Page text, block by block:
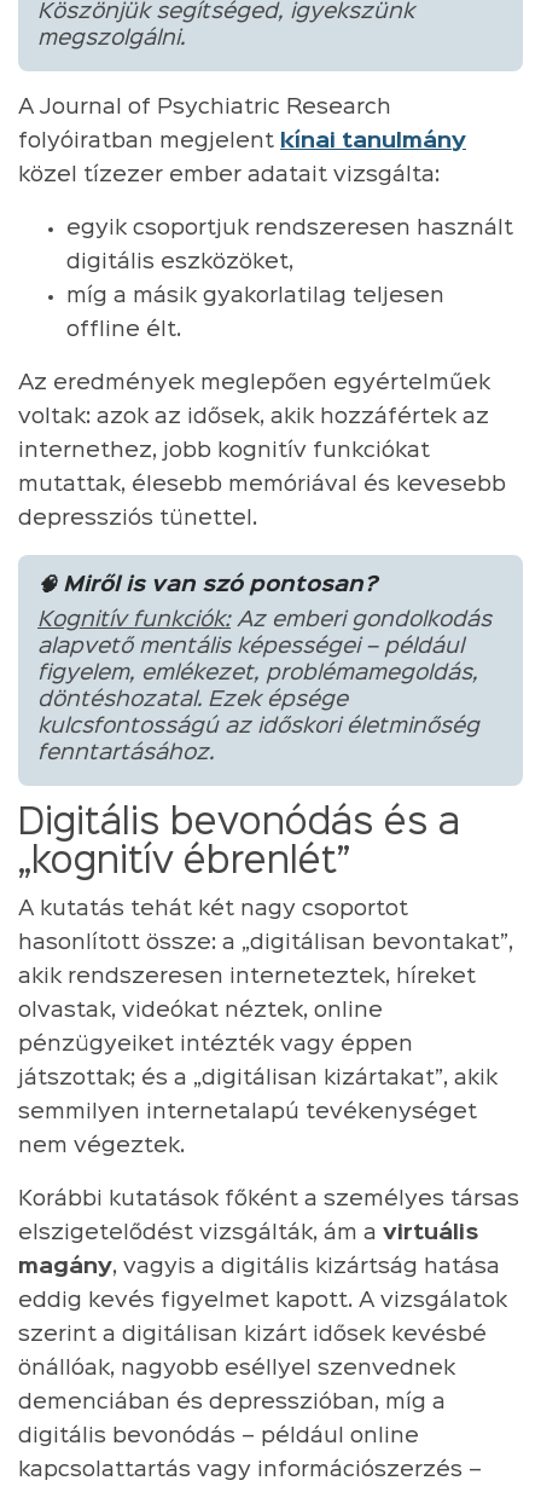
Köszönjük segítséged, igyekszünk
megszolgálni.
A Journal of Psychiatric Research
folyóiratban megjelent kínai tanulmány
közel tízezer ember adatait vizsgálta:
egyik csoportjuk rendszeresen használt
digitális eszközöket,
míg a másik gyakorlatilag teljesen
offline élt.
Az eredmények meglepően egyértelműek
voltak: azok az idősek, akik hozzáfértek az
internethez, jobb kognitív funkciókat
mutattak, élesebb memóriával és kevesebb
depressziós tünettel.
🧠 Miről is van szó pontosan?
Kognitív funkciók:Az emberi gondolkodás
alapvető mentális képességei – például
figyelem, emlékezet, problémamegoldás,
döntéshozatal. Ezek épsége
kulcsfontosságú az időskori életminőség
fenntartásához.
Digitális bevonódás és a
„kognitív ébrenlét”
A kutatás tehát két nagy csoportot
hasonlított össze: a „digitálisan bevontakat”,
akik rendszeresen interneteztek, híreket
olvastak, videókat néztek, online
pénzügyeiket intézték vagy éppen
játszottak; és a „digitálisan kizártakat”, akik
semmilyen internetalapú tevékenységet
nem végeztek.
Korábbi kutatások főként a személyes társas
elszigetelődést vizsgálták, ám a virtuális
magány, vagyis a digitális kizártság hatása
eddig kevés figyelmet kapott. A vizsgálatok
szerint a digitálisan kizárt idősek kevésbé
önállóak, nagyobb eséllyel szenvednek
demenciában és depresszióban, míg a
digitális bevonódás – például online
kapcsolattartás vagy információszerzés –